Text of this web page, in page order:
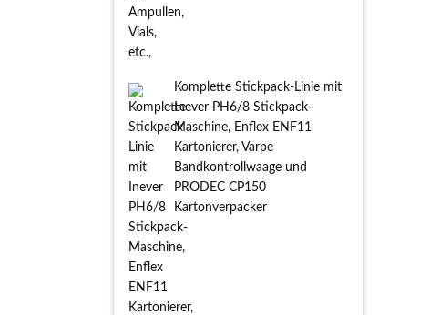
Komplette Stickpack-Linie mit
Inever PH6/8 Stickpack-
Maschine, Enflex ENF11
Kartonierer, Varpe
Bandkontrollwaage und
PRODEC CP150
Kartonverpacker